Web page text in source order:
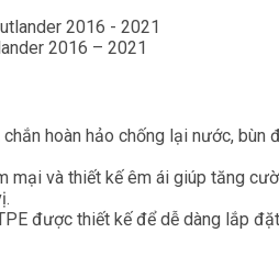
2016 – 2021
hoàn hảo chống lại nước,
mại và thiết kế êm ái giúp tăng
được thiết kế để dễ dàng lắp